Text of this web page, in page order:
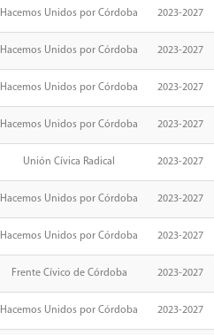
Hacemos Unidos por Córdoba 2023-2027
Hacemos Unidos por Córdoba 2023-2027
Hacemos Unidos por Córdoba 2023-2027
Hacemos Unidos por Córdoba 2023-2027
Unión Cívica Radical 2023-2027
Hacemos Unidos por Córdoba 2023-2027
Hacemos Unidos por Córdoba 2023-2027
Frente Cívico de Córdoba 2023-2027
Hacemos Unidos por Córdoba 2023-2027